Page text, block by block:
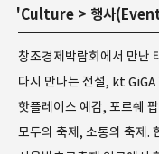
'Culture > 행사
창조경제박람회에서 만난
다시 만나는 전설, kt GiGA
핫플레이스 예감, 포르쉐
모두의 축제, 소통의 축제.